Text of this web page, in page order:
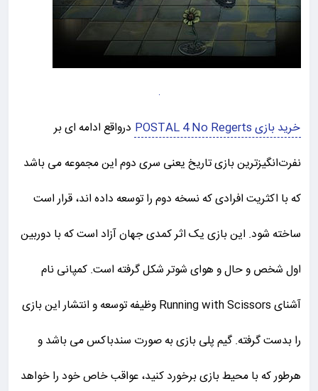
خرید بازی POSTAL 4 No Regerts
درواقع ادامه ای بر
نفرت‌انگیزترین بازی تاریخ یعنی سری دوم این مجموعه می باشد
که با اکثریت افرادی که نسخه دوم را توسعه داده اند، قرار است
ساخته شود. این بازی یک اثر کمدی جهان آزاد است که با دوربین
اول شخص و حال و هوای شوتر شکل گرفته است. کمپانی نام
آشنای Running with Scissors وظیفه توسعه و انتشار این بازی
را بدست گرفته. گیم پلی بازی به صورت سندباکس می باشد و
هرطور که با محیط بازی برخورد کنید، عواقب خاص خود را خواهد